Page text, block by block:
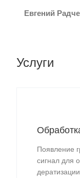
Евгений
Услуги
Появление
сигнал для